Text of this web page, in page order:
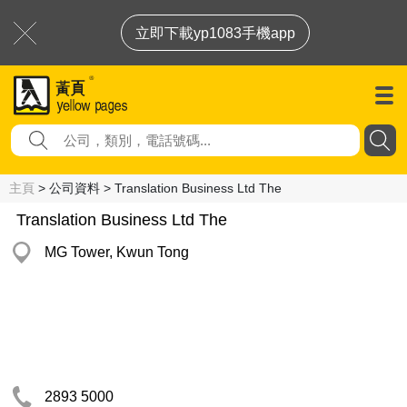
立即下載yp1083手機app
主頁 > 公司資料 > Translation Business Ltd The
Translation Business Ltd The
MG Tower, Kwun Tong
2893 5000